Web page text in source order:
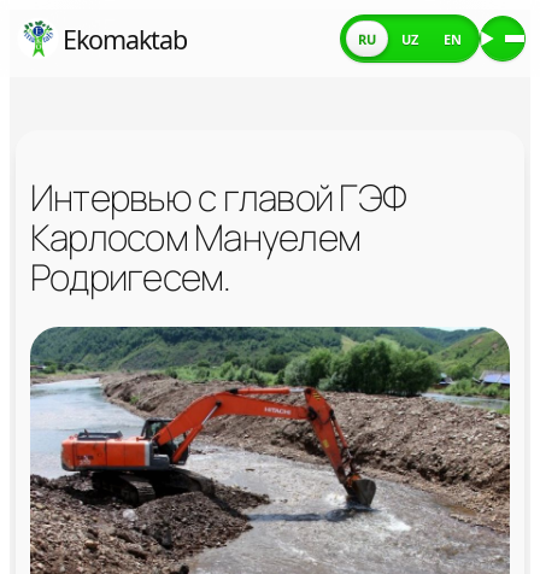
Skip Ekomaktab RU UZ EN
Интервью с главой ГЭФ
Карлосом Мануелем
Родригесем.